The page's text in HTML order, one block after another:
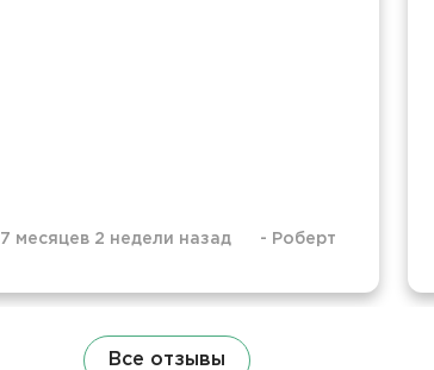
7 месяцев 2 недели назад - Роберт
Все отзывы